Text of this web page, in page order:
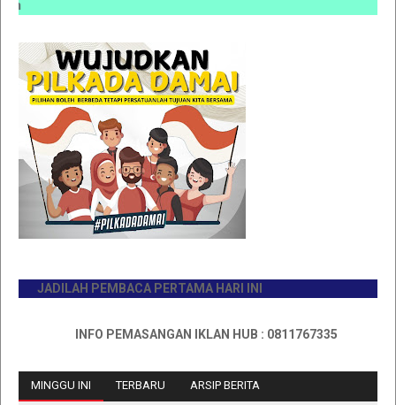
JADILAH PEMBACA PERTAMA HARI INI
INFO PEMASANGAN IKLAN HUB : 0811767335
MINGGU INI TERBARU ARSIP BERITA